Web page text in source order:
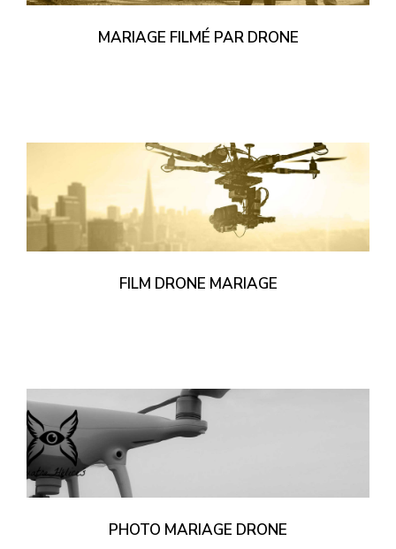
MARIAGE FILMÉ PAR DRONE
FILM DRONE MARIAGE
PHOTO MARIAGE DRONE